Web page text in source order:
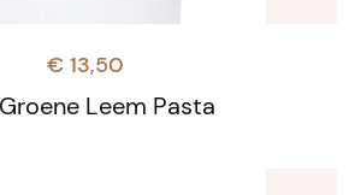
Leem Pasta
€ 13,50